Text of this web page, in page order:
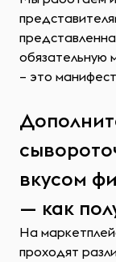
обязательную
– это
вкусом
— как
На
проходят